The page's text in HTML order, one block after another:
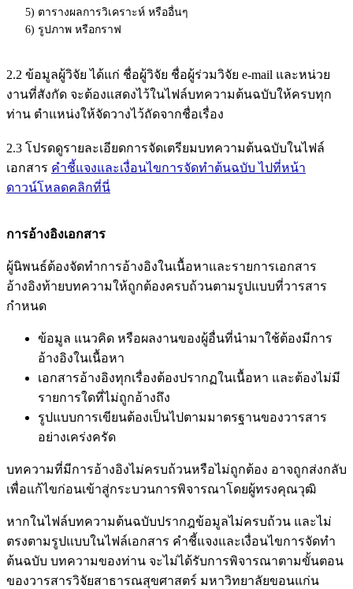
5) ตารางผลการวิเคราะห์ หรืออื่นๆ
6) รูปภาพ หรือกราฟ
2.2 ข้อมูลผู้วิจัย ได้แก่ ชื่อผู้วิจัย ชื่อผู้ร่วมวิจัย e-mail และหน่วย
งานที่สังกัด จะต้องแสดงไว้ในไฟล์บทความต้นฉบับให้ครบทุก
ท่าน ตำแหน่งให้จัดวางไว้ถัดจากชื่อเรื่อง
2.3 โปรดดูรายละเอียดการจัดเตรียมบทความต้นฉบับในไฟล์
เอกสาร คำชี้แจงและเงื่อนไขการจัดทำต้นฉบับ ไปที่หน้า
ดาวน์โหลดคลิกที่นี่
การอ้างอิงเอกสาร
ผู้นิพนธ์ต้องจัดทำการอ้างอิงในเนื้อหาและรายการเอกสาร
อ้างอิงท้ายบทความให้ถูกต้องครบถ้วนตามรูปแบบที่วารสาร
กำหนด
ข้อมูล แนวคิด หรือผลงานของผู้อื่นที่นำมาใช้ต้องมีการ
อ้างอิงในเนื้อหา
เอกสารอ้างอิงทุกเรื่องต้องปรากฏในเนื้อหา และต้องไม่มี
รายการใดที่ไม่ถูกอ้างถึง
รูปแบบการเขียนต้องเป็นไปตามมาตรฐานของวารสาร
อย่างเคร่งครัด
บทความที่มีการอ้างอิงไม่ครบถ้วนหรือไม่ถูกต้อง อาจถูกส่งกลับ
เพื่อแก้ไขก่อนเข้าสู่กระบวนการพิจารณาโดยผู้ทรงคุณวุฒิ
หากในไฟล์บทความต้นฉบับปรากฎข้อมูลไม่ครบถ้วน และไม่
ตรงตามรูปแบบในไฟล์เอกสาร คำชี้แจงและเงื่อนไขการจัดทำ
ต้นฉบับ บทความของท่าน จะไม่ได้รับการพิจารณาตามขั้นตอน
ของวารสารวิจัยสาธารณสุขศาสตร์ มหาวิทยาลัยขอนแก่น